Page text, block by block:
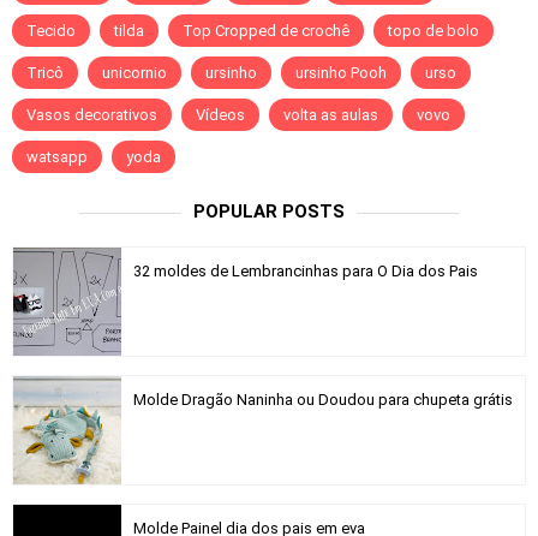
Tecido tilda Top Cropped de crochê topo de bolo
Tricô unicornio ursinho ursinho Pooh urso
Vasos decorativos Vídeos volta as aulas vovo
watsapp yoda
POPULAR POSTS
32 moldes de Lembrancinhas para O Dia dos Pais
Molde Dragão Naninha ou Doudou para chupeta grátis
Molde Painel dia dos pais em eva